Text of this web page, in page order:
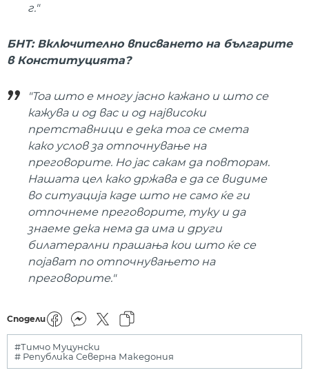
г."
БНТ: Включително вписването на българите
в Конституцията?
"Тоа што е многу јасно кажано и што се
кажува и од вас и од највисоки
претставници е дека тоа се смета
како услов за отпочнување на
преговорите. Но јас сакам да повторам.
Нашата цел како држава е да се видиме
во ситуација каде што не само ќе ги
отпочнеме преговорите, туку и да
знаеме дека нема да има и други
билатерални прашања кои што ќе се
појават по отпочнувањето на
преговорите."
Сподели
#Тимчо Муцунски
# Република Северна Македония